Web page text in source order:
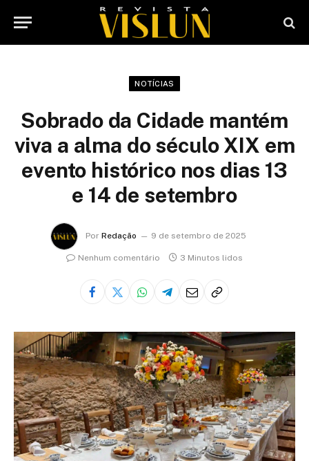
NOTÍCIAS
Sobrado da Cidade mantém
viva a alma do século XIX em
evento histórico nos dias 13
e 14 de setembro
Por Redação 9 de setembro de 2025
Nenhum comentário 3 Minutos lidos